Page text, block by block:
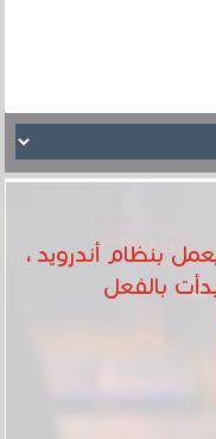
بنظام أندرويد ،
بالفعل